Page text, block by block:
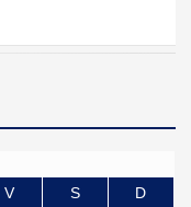
V S
D